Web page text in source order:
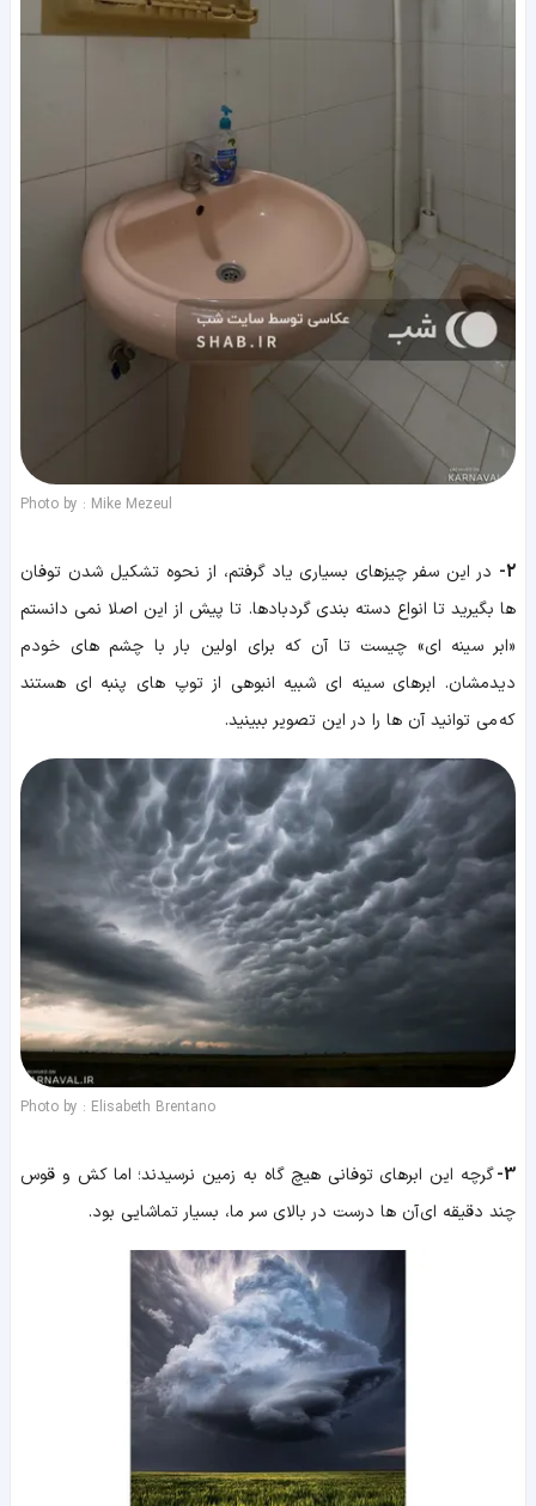
Photo by : Mike Mezeul
2-
در این سفر چیزهای بسیاری یاد گرفتم، از نحوه تشکیل شدن توفان
ها بگیرید تا انواع دسته بندی‌ گردبادها. تا پیش از این اصلا نمی دانستم
«ابر سینه ای» چیست تا آن که برای اولین بار با چشم های خودم
دیدمشان. ابرهای سینه ای شبیه انبوهی از توپ های پنبه ای هستند
که می توانید آن ها را در این تصویر ببینید.
Photo by : Elisabeth Brentano
3- گرچه این ابرهای توفانی هیچ گاه به زمین نرسیدند؛ اما کش و قوس
چند دقیقه ای آن ها درست در بالای سر ما، بسیار تماشایی بود.